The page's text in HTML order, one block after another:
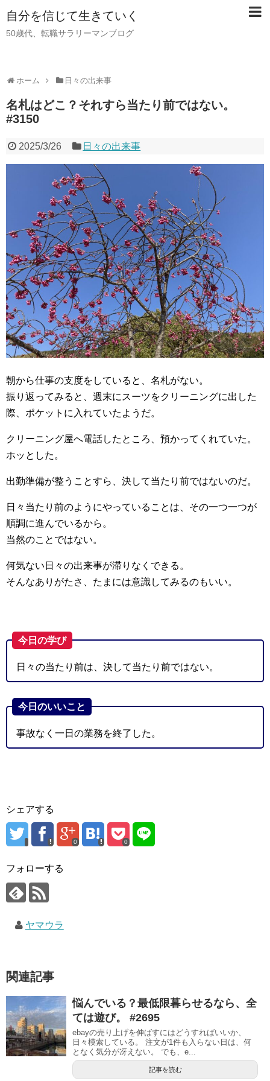
自分を信じて生きていく
50歳代、転職サラリーマンブログ
ホーム 日々の出来事
名札はどこ？それすら当たり前ではない。
#3150
2025/3/26 日々の出来事
朝から仕事の支度をしていると、名札がない。
振り返ってみると、週末にスーツをクリーニングに出した
際、ポケットに入れていたようだ。
クリーニング屋へ電話したところ、預かってくれていた。
ホッとした。
出勤準備が整うことすら、決して当たり前ではないのだ。
日々当たり前のようにやっていることは、その一つ一つが
順調に進んでいるから。
当然のことではない。
何気ない日々の出来事が滞りなくできる。
そんなありがたさ、たまには意識してみるのもいい。
今日の学び
日々の当たり前は、決して当たり前ではない。
今日のいいこと
事故なく一日の業務を終了した。
シェアする
0 0
フォローする
ヤマウラ
関連記事
悩んでいる？最低限暮らせるなら、全
ては遊び。 #2695
ebayの売り上げを伸ばすにはどうすればいいか、
日々模索している。 注文が1件も入らない日は、何
となく気分が冴えない。 でも、e...
記事を読む